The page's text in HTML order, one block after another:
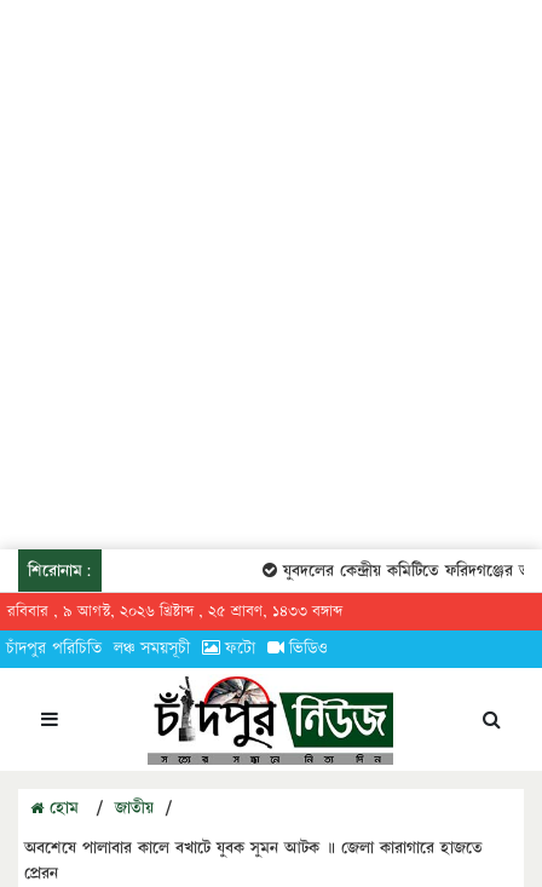
শিরোনাম: যুবদলের কেন্দ্রীয় কমিটিতে ফরিদগঞ্জের তারেকুর
রবিবার , ৯ আগস্ট, ২০২৬ খ্রিষ্টাব্দ , ২৫ শ্রাবণ, ১৪৩৩ বঙ্গাব্দ
চাঁদপুর পরিচিতি লঞ্চ সময়সূচী ফটো ভিডিও
হোম / জাতীয় /
অবশেষে পালাবার কালে বখাটে যুবক সুমন আটক ॥ জেলা কারাগারে হাজতে
প্রেরন